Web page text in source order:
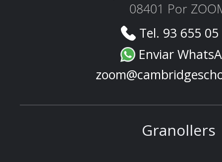
08401 Por
Tel. 93 655
Enviar
Granollers